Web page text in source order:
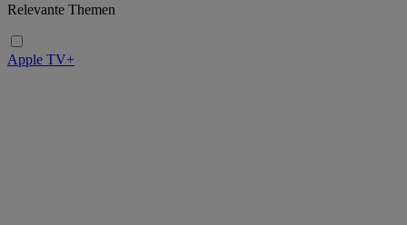
Relevante Themen
Apple TV+